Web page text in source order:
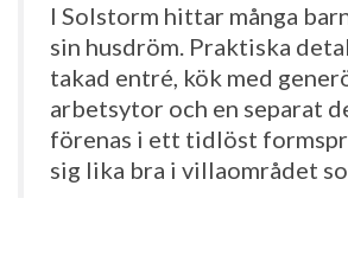
I Solstorm hittar många
sin husdröm. Praktiska
takad entré, kök med
arbetsytor och en separat
förenas i ett tidlöst
sig lika bra i villaområdet